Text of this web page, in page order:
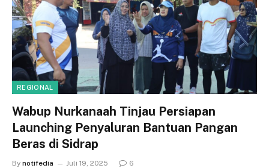
REGIONAL
Wabup Nurkanaah Tinjau Persiapan
Launching Penyaluran Bantuan Pangan
Beras di Sidrap
By notifedia Juli 19, 2025 6